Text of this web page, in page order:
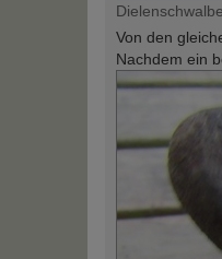
Von den
Nachdem ein